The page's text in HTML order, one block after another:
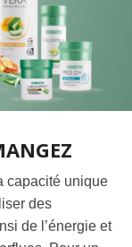
capacité unique
des
de l’énergie et